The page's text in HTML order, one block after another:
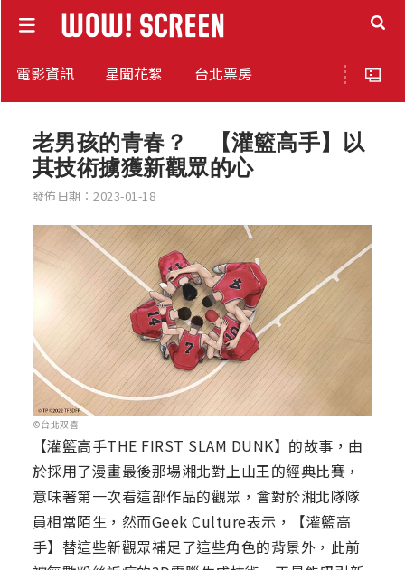
電影資訊 星聞花絮 台北票房
老男孩的青春？ 【灌籃高手】以
其技術擄獲新觀眾的心
發佈日期：2023-01-18
©台北双喜
【灌籃高手THE FIRST SLAM DUNK】的故事，由
於採用了漫畫最後那場湘北對上山王的經典比賽，
意味著第一次看這部作品的觀眾，會對於湘北隊隊
員相當陌生，然而Geek Culture表示，【灌籃高
手】替這些新觀眾補足了這些角色的背景外，此前